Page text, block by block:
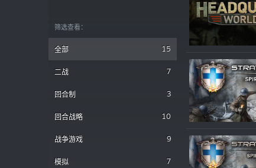
筛选查看：
全部 15
二战 7
回合制 3
回合战略 10
战争游戏 9
模拟 7